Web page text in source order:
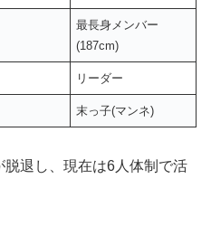
最長身メンバー
(187cm)
リーダー
末っ子(マンネ)
退し、現在は6人体制で活